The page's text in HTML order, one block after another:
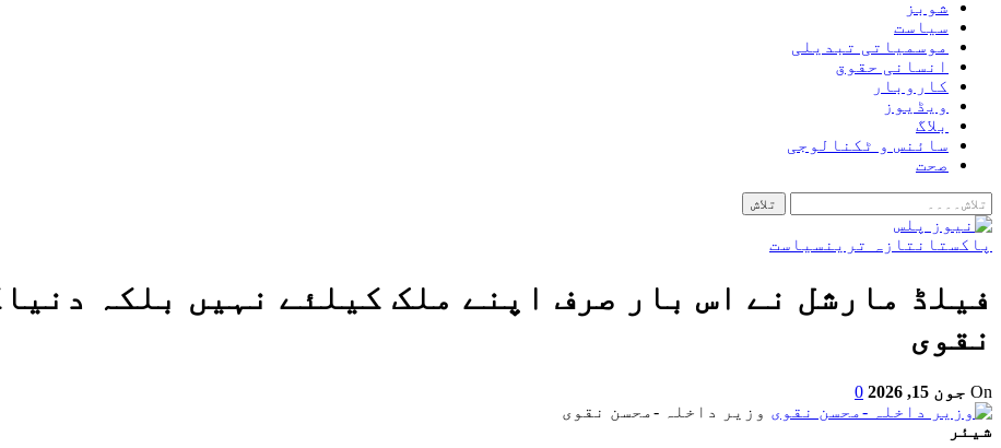
شوبز
سیاست
موسمیاتی تبدیلی
انسانی حقوق
کاروبار
ویڈیوز
بلاگ
سائنس و ٹکنالوجی
صحت
پاکستان تازہ ترین سیاست
فیلڈ مارشل نے اس بار صرف اپنے ملک کیلئے نہیں بلکہ
نقوی
On جون 15, 2026
0
وزیر داخلہ -محسن نقوی
شیئر